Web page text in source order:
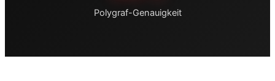
Polygraf-Genauigkeit